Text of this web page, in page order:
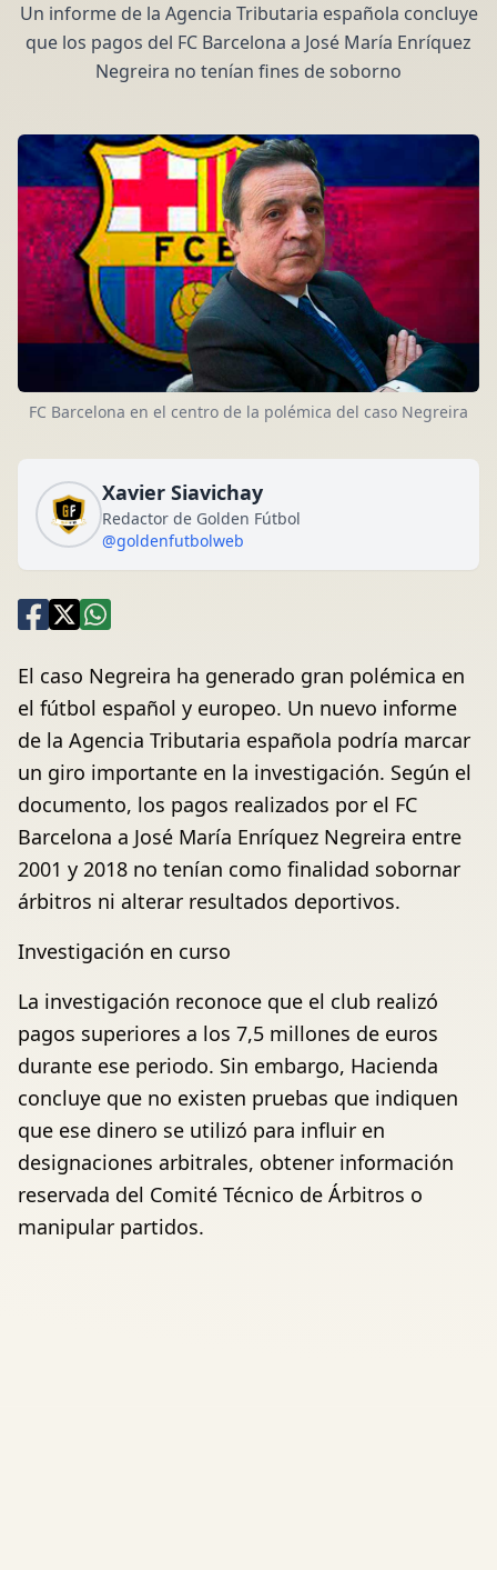
Un informe de la Agencia Tributaria española concluye
que los pagos del FC Barcelona a José María Enríquez
Negreira no tenían fines de soborno
FC Barcelona en el centro de la polémica del caso Negreira
Xavier Siavichay
Redactor de Golden Fútbol
@goldenfutbolweb
El caso Negreira ha generado gran polémica en
el fútbol español y europeo. Un nuevo informe
de la Agencia Tributaria española podría marcar
un giro importante en la investigación. Según el
documento, los pagos realizados por el FC
Barcelona a José María Enríquez Negreira entre
2001 y 2018 no tenían como finalidad sobornar
árbitros ni alterar resultados deportivos.
Investigación en curso
La investigación reconoce que el club realizó
pagos superiores a los 7,5 millones de euros
durante ese periodo. Sin embargo, Hacienda
concluye que no existen pruebas que indiquen
que ese dinero se utilizó para influir en
designaciones arbitrales, obtener información
reservada del Comité Técnico de Árbitros o
manipular partidos.